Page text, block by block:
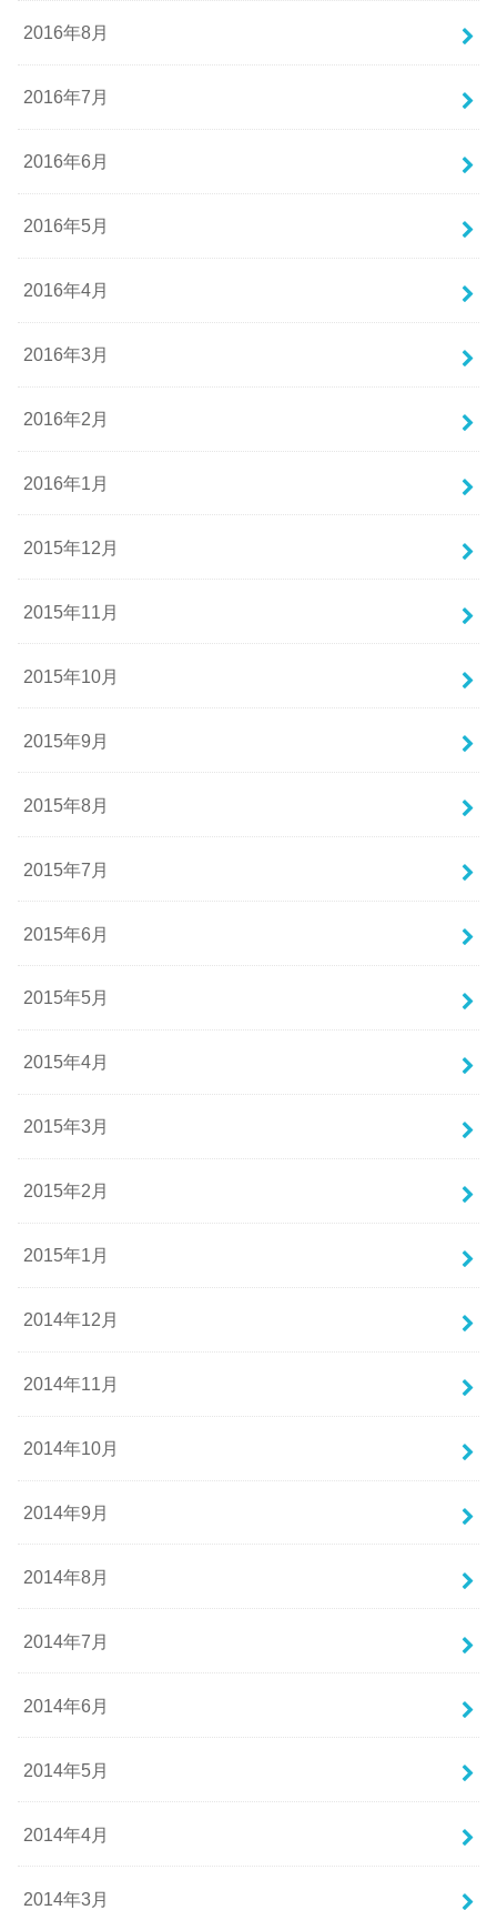
2016年8月
2016年7月
2016年6月
2016年5月
2016年4月
2016年3月
2016年2月
2016年1月
2015年12月
2015年11月
2015年10月
2015年9月
2015年8月
2015年7月
2015年6月
2015年5月
2015年4月
2015年3月
2015年2月
2015年1月
2014年12月
2014年11月
2014年10月
2014年9月
2014年8月
2014年7月
2014年6月
2014年5月
2014年4月
2014年3月